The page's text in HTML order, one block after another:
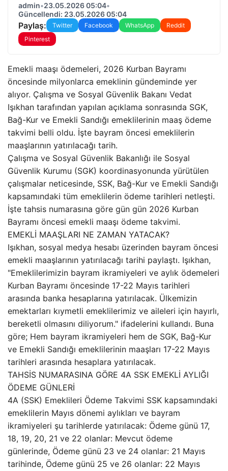
admin•23.05.2026 05:04•
Güncellendi: 23.05.2026 05:04
Paylaş: Twitter Facebook WhatsApp
Reddit
Pinterest
Emekli maaşı ödemeleri, 2026 Kurban Bayramı
öncesinde milyonlarca emeklinin gündeminde yer
alıyor. Çalışma ve Sosyal Güvenlik Bakanı Vedat
Işıkhan tarafından yapılan açıklama sonrasında SGK,
Bağ-Kur ve Emekli Sandığı emeklilerinin maaş ödeme
takvimi belli oldu. İşte bayram öncesi emeklilerin
maaşlarının yatırılacağı tarih.
Çalışma ve Sosyal Güvenlik Bakanlığı ile Sosyal
Güvenlik Kurumu (SGK) koordinasyonunda yürütülen
çalışmalar neticesinde, SSK, Bağ-Kur ve Emekli Sandığı
kapsamındaki tüm emeklilerin ödeme tarihleri netleşti.
İşte tahsis numarasına göre gün gün 2026 Kurban
Bayramı öncesi emekli maaşı ödeme takvimi.
EMEKLİ MAAŞLARI NE ZAMAN YATACAK?
Işıkhan, sosyal medya hesabı üzerinden bayram öncesi
emekli maaşlarının yatırılacağı tarihi paylaştı. Işıkhan,
"Emeklilerimizin bayram ikramiyeleri ve aylık ödemeleri
Kurban Bayramı öncesinde 17-22 Mayıs tarihleri
arasında banka hesaplarına yatırılacak. Ülkemizin
emektarları kıymetli emeklilerimiz ve aileleri için hayırlı,
bereketli olmasını diliyorum." ifadelerini kullandı. Buna
göre; Hem bayram ikramiyeleri hem de SGK, Bağ-Kur
ve Emekli Sandığı emeklilerinin maaşları 17-22 Mayıs
tarihleri arasında hesaplara yatırılacak.
TAHSİS NUMARASINA GÖRE 4A SSK EMEKLİ AYLIĞI
ÖDEME GÜNLERİ
4A (SSK) Emeklileri Ödeme Takvimi SSK kapsamındaki
emeklilerin Mayıs dönemi aylıkları ve bayram
ikramiyeleri şu tarihlerde yatırılacak: Ödeme günü 17,
18, 19, 20, 21 ve 22 olanlar: Mevcut ödeme
günlerinde, Ödeme günü 23 ve 24 olanlar: 21 Mayıs
tarihinde, Ödeme günü 25 ve 26 olanlar: 22 Mayıs